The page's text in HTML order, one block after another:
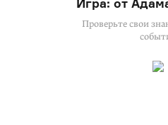
Игра: от
Проверьте свои